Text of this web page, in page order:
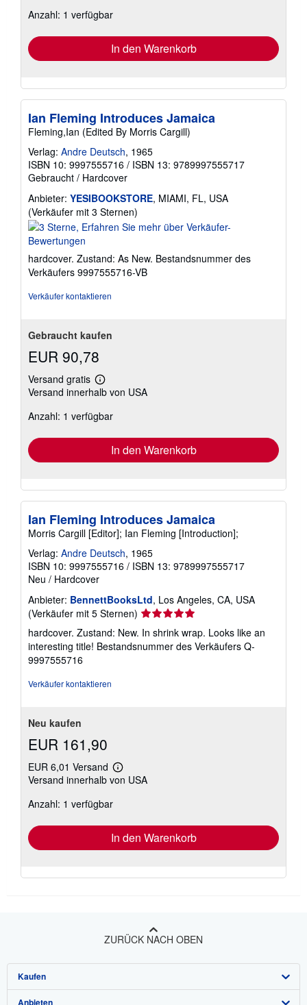
Anzahl: 1 verfügbar
In den Warenkorb
Ian Fleming Introduces Jamaica
Fleming,Ian (Edited By Morris Cargill)
Verlag: Andre Deutsch, 1965
ISBN 10: 9997555716 / ISBN 13: 9789997555717
Gebraucht / Hardcover
Anbieter: YESIBOOKSTORE, MIAMI, FL, USA
(Verkäufer mit 3 Sternen)
3
5
Sternen
hardcover. Zustand: As New. Bestandsnummer des
Verkäufers 9997555716-VB
Verkäufer kontaktieren
Gebraucht kaufen
EUR 90,78
Versand gratis
Weitere
Informationen
Versandkosten
Versand innerhalb von USA
Anzahl: 1 verfügbar
In den Warenkorb
Ian Fleming Introduces Jamaica
Morris Cargill [Editor]; Ian Fleming [Introduction];
Verlag: Andre Deutsch, 1965
ISBN 10: 9997555716 / ISBN 13: 9789997555717
Neu / Hardcover
Anbieter: BennettBooksLtd, Los Angeles, CA, USA
(Verkäufer mit 5 Sternen) Verkäuferbewertung
5
von
5
hardcover. Zustand: New. In shrink wrap. Looks like an
interesting title! Bestandsnummer des Verkäufers Q-
9997555716
Verkäufer kontaktieren
Neu kaufen
EUR 161,90
EUR 6,01 Versand
Weitere
Informationen
Versand innerhalb von USA
Anzahl: 1 verfügbar
In den Warenkorb
ZURÜCK NACH OBEN
Kaufen
Detailsuche
Anbieten